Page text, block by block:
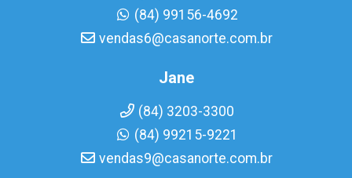
(84) 99156-4692
vendas6@casanorte.com.br
Jane
(84) 3203-3300
(84) 99215-9221
vendas9@casanorte.com.br